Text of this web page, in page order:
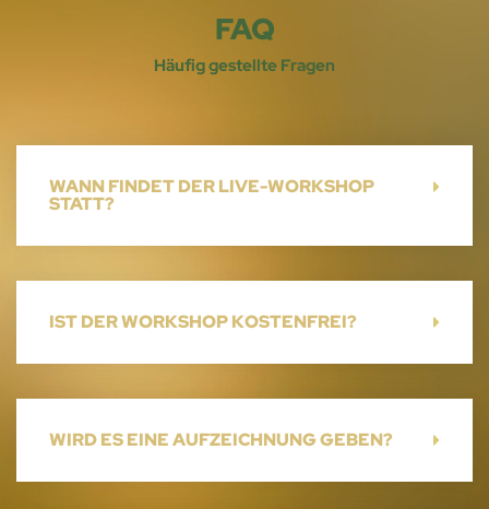
FAQ
Häufig gestellte Fragen
WANN FINDET DER LIVE-WORKSHOP
STATT?
IST DER WORKSHOP KOSTENFREI?
WIRD ES EINE AUFZEICHNUNG GEBEN?